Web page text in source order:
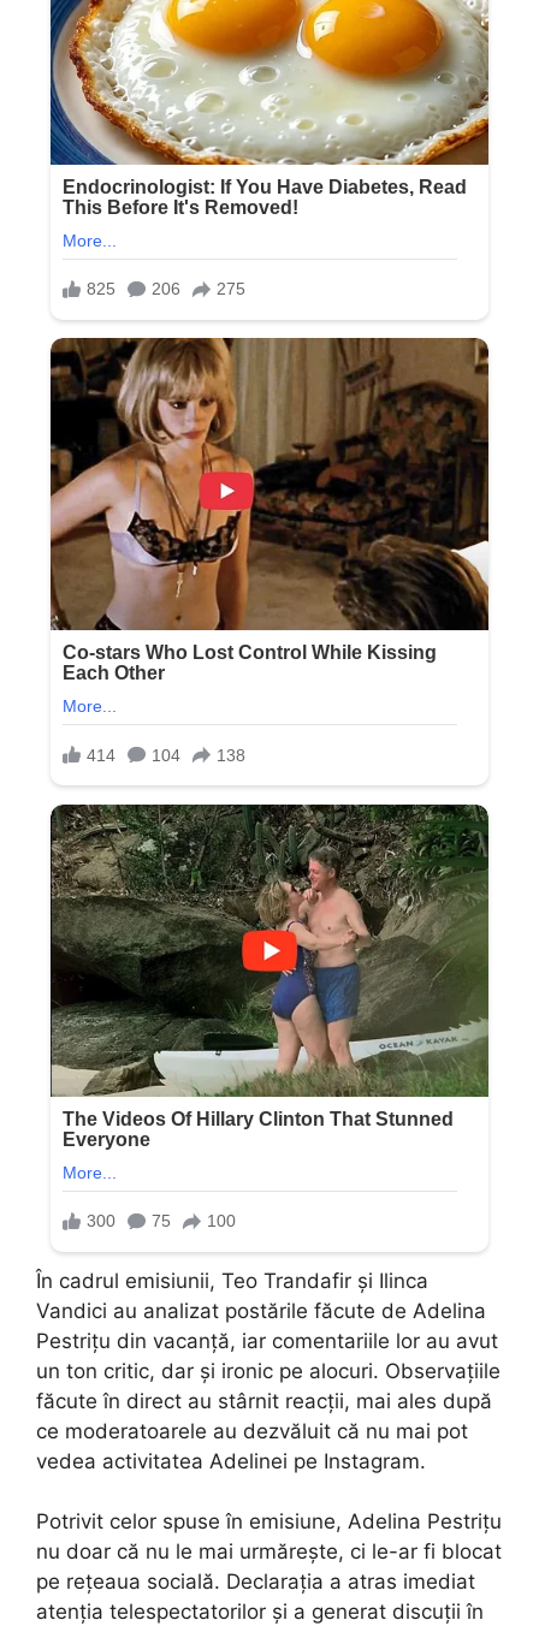
În cadrul emisiunii, Teo Trandafir și Ilinca
Vandici au analizat postările făcute de Adelina
Pestrițu din vacanță, iar comentariile lor au avut
un ton critic, dar și ironic pe alocuri. Observațiile
făcute în direct au stârnit reacții, mai ales după
ce moderatoarele au dezvăluit că nu mai pot
vedea activitatea Adelinei pe Instagram.
Potrivit celor spuse în emisiune, Adelina Pestrițu
nu doar că nu le mai urmărește, ci le-ar fi blocat
pe rețeaua socială. Declarația a atras imediat
atenția telespectatorilor și a generat discuții în